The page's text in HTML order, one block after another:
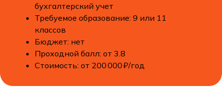
бухгалтерский учет
Требуемое образование: 9 или 11
классов
Бюджет: нет
Проходной балл: от 3.8
Стоимость: от 200 000 ₽/год